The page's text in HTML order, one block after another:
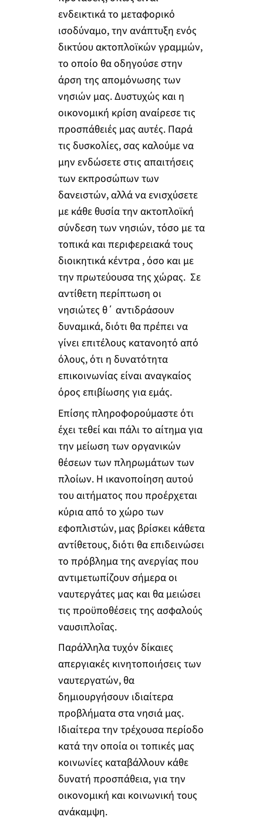
ενδεικτικά το μεταφορικό
ισοδύναμο, την ανάπτυξη ενός
δικτύου ακτοπλοϊκών γραμμών,
το οποίο θα οδηγούσε στην
άρση της απομόνωσης των
νησιών μας. Δυστυχώς και η
οικονομική κρίση αναίρεσε τις
προσπάθειές μας αυτές. Παρά
τις δυσκολίες, σας καλούμε να
μην ενδώσετε στις απαιτήσεις
των εκπροσώπων των
δανειστών, αλλά να ενισχύσετε
με κάθε θυσία την ακτοπλοϊκή
σύνδεση των νησιών, τόσο με τα
τοπικά και περιφερειακά τους
διοικητικά κέντρα , όσο και με
την πρωτεύουσα της χώρας. Σε
αντίθετη περίπτωση οι
νησιώτες θ΄ αντιδράσουν
δυναμικά, διότι θα πρέπει να
γίνει επιτέλους κατανοητό από
όλους, ότι η δυνατότητα
επικοινωνίας είναι αναγκαίος
όρος επιβίωσης για εμάς.
Επίσης πληροφορούμαστε ότι
έχει τεθεί και πάλι το αίτημα για
την μείωση των οργανικών
θέσεων των πληρωμάτων των
πλοίων. Η ικανοποίηση αυτού
του αιτήματος που προέρχεται
κύρια από το χώρο των
εφοπλιστών, μας βρίσκει κάθετα
αντίθετους, διότι θα επιδεινώσει
το πρόβλημα της ανεργίας που
αντιμετωπίζουν σήμερα οι
ναυτεργάτες μας και θα μειώσει
τις προϋποθέσεις της ασφαλούς
ναυσιπλοΐας.
Παράλληλα τυχόν δίκαιες
απεργιακές κινητοποιήσεις των
ναυτεργατών, θα
δημιουργήσουν ιδιαίτερα
προβλήματα στα νησιά μας.
Ιδιαίτερα την τρέχουσα περίοδο
κατά την οποία οι τοπικές μας
κοινωνίες καταβάλλουν κάθε
δυνατή προσπάθεια, για την
οικονομική και κοινωνική τους
ανάκαμψη.